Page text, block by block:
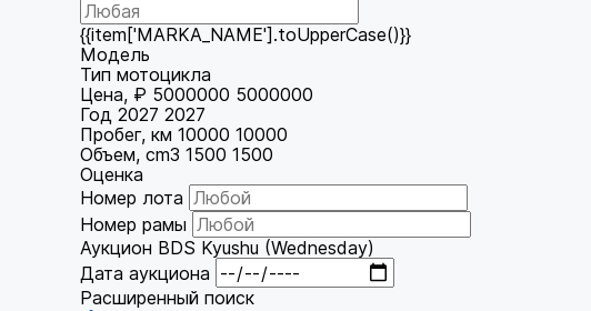
{{item['MARKA_NAME'].toUpperCase()}}
Модель
Тип мотоцикла
Цена, ₽ 5000000 5000000
Год 2027 2027
Пробег, км 10000 10000
Объем, cm3 1500 1500
Оценка
Номер лота
Номер рамы
Аукцион BDS Kyushu (Wednesday)
Дата аукциона
Расширенный поиск